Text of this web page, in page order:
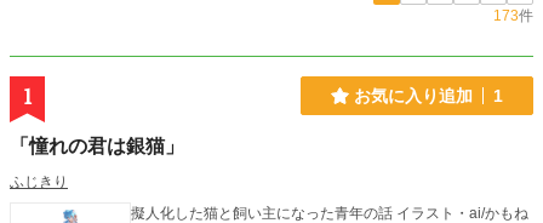
173件
1 お気に入り追加 1
「憧れの君は銀猫」
ふじきり
擬人化した猫と飼い主になった青年の話 イラスト・ai/かもね